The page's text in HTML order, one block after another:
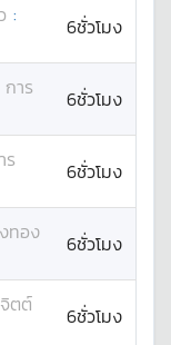
:
6ชั่วโมง
การ
6ชั่วโมง
ร
6ชั่วโมง
ทอง
6ชั่วโมง
ตต์
6ชั่วโมง